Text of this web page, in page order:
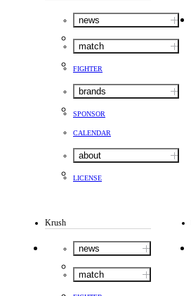
news
match
FIGHTER
brands
SPONSOR
CALENDAR
about
LICENSE
Krush
news
match